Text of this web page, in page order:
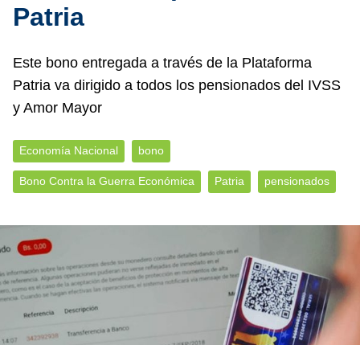
Patria
Este bono entregada a través de la Plataforma
Patria va dirigido a todos los pensionados del IVSS
y Amor Mayor
Economía Nacional bono
Bono Contra la Guerra Económica Patria pensionados